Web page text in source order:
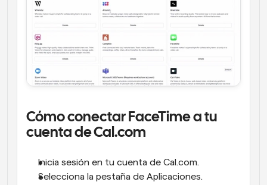
Cómo conectar FaceTime a tu
cuenta de Cal.com
Inicia sesión en tu cuenta de Cal.com.
Selecciona la pestaña de Aplicaciones.